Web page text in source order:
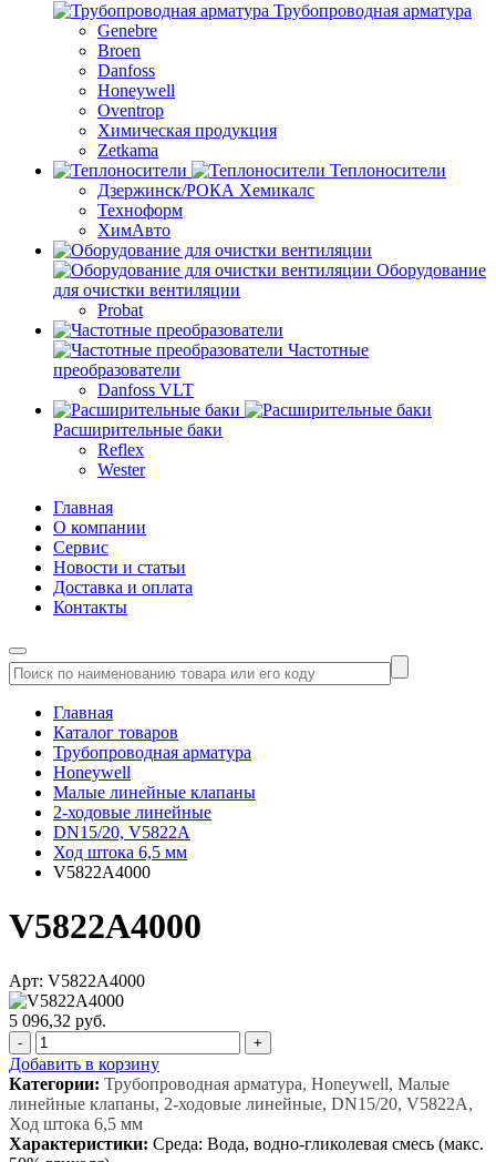
Трубопроводная арматура
Genebre
Broen
Danfoss
Honeywell
Oventrop
Химическая продукция
Zetkama
Теплоносители
Дзержинск/РОКА Хемикалс
Техноформ
ХимАвто
Оборудование
для очистки вентиляции
Probat
Частотные
преобразователи
Danfoss VLT
Расширительные баки
Reflex
Wester
Главная
О компании
Сервис
Новости и статьи
Доставка и оплата
Контакты
Главная
Каталог товаров
Трубопроводная арматура
Honeywell
Малые линейные клапаны
2-ходовые линейные
DN15/20, V5822A
Ход штока 6,5 мм
V5822A4000
V5822A4000
Арт: V5822A4000
5 096,32 руб.
- +
Добавить в корзину
Категории: Трубопроводная арматура, Honeywell, Малые
линейные клапаны, 2-ходовые линейные, DN15/20, V5822A,
Ход штока 6,5 мм
Характеристики: Среда: Вода, водно-гликолевая смесь (макс.